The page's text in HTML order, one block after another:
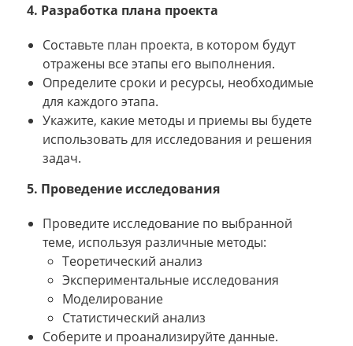
4. Разработка плана проекта
Составьте план проекта, в котором будут
отражены все этапы его выполнения.
Определите сроки и ресурсы, необходимые
для каждого этапа.
Укажите, какие методы и приемы вы будете
использовать для исследования и решения
задач.
5. Проведение исследования
Проведите исследование по выбранной
теме, используя различные методы:
Теоретический анализ
Экспериментальные исследования
Моделирование
Статистический анализ
Соберите и проанализируйте данные.